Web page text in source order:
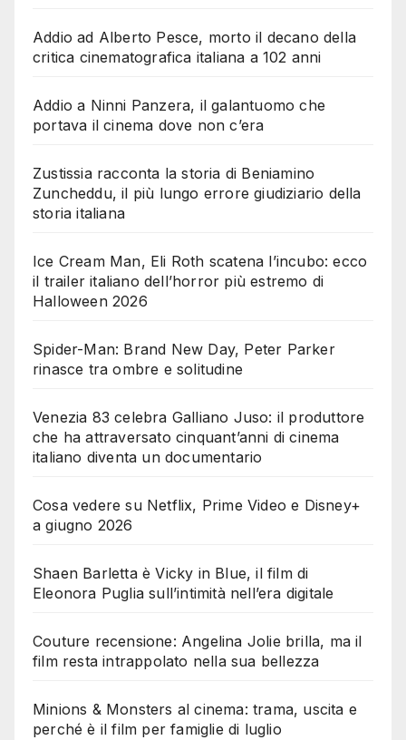
Addio ad Alberto Pesce, morto il decano della
critica cinematografica italiana a 102 anni
Addio a Ninni Panzera, il galantuomo che
portava il cinema dove non c’era
Zustissia racconta la storia di Beniamino
Zuncheddu, il più lungo errore giudiziario della
storia italiana
Ice Cream Man, Eli Roth scatena l’incubo: ecco
il trailer italiano dell’horror più estremo di
Halloween 2026
Spider-Man: Brand New Day, Peter Parker
rinasce tra ombre e solitudine
Venezia 83 celebra Galliano Juso: il produttore
che ha attraversato cinquant’anni di cinema
italiano diventa un documentario
Cosa vedere su Netflix, Prime Video e Disney+
a giugno 2026
Shaen Barletta è Vicky in Blue, il film di
Eleonora Puglia sull’intimità nell’era digitale
Couture recensione: Angelina Jolie brilla, ma il
film resta intrappolato nella sua bellezza
Minions & Monsters al cinema: trama, uscita e
perché è il film per famiglie di luglio